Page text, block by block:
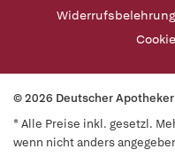
Widerrufsbelehrung
© 2026 Deutscher
* Alle Preise inkl. gesetzl.
wenn nicht anders